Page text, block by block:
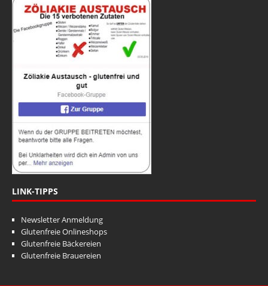
LINK-TIPPS
Newsletter Anmeldung
Glutenfreie Onlineshops
Glutenfreie Bäckereien
Glutenfreie Brauereien